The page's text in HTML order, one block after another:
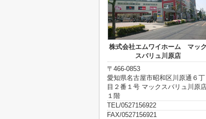
株式会社エムワイホーム マック
スバリュ川原店
〒466-0853
愛知県名古屋市昭和区川原通６丁
目２番１号 マックスバリュ川原
１階
TEL/0527156922
FAX/0527156921